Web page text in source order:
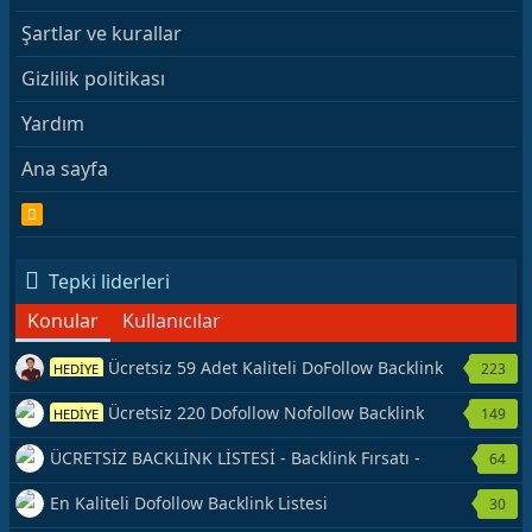
Şartlar ve kurallar
Gizlilik politikası
Yardım
Ana sayfa
S
Tepki liderleri
Konular
Kullanıcılar
HEDİYE Ücretsiz 59 Adet Kaliteli DoFollow Backlink
Kaynağı Veriyorum.
223
HEDİYE Ücretsiz 220 Dofollow Nofollow Backlink
Veriyorum
149
ÜCRETSİZ BACKLİNK LİSTESİ - Backlink Fırsatı -
Hemen Yetiş!
64
En Kaliteli Dofollow Backlink Listesi 30